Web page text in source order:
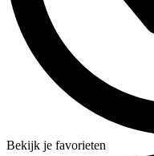
Bekijk je favorieten